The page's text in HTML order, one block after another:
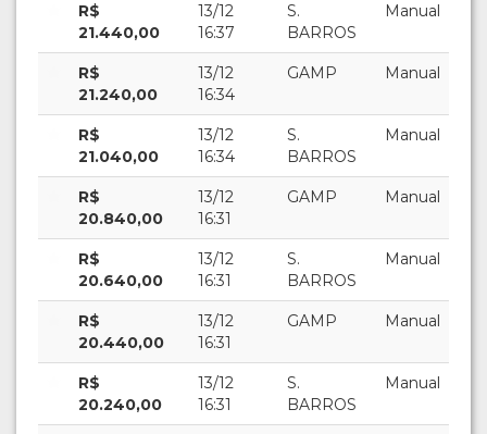
R$
21.440,00
13/12
16:37
S.
BARROS
Manual
R$
21.240,00
13/12
16:34
GAMP Manual
R$
21.040,00
13/12
16:34
S.
BARROS
Manual
R$
20.840,00
13/12
16:31
GAMP Manual
R$
20.640,00
13/12
16:31
S.
BARROS
Manual
R$
20.440,00
13/12
16:31
GAMP Manual
R$
20.240,00
13/12
16:31
S.
BARROS
Manual